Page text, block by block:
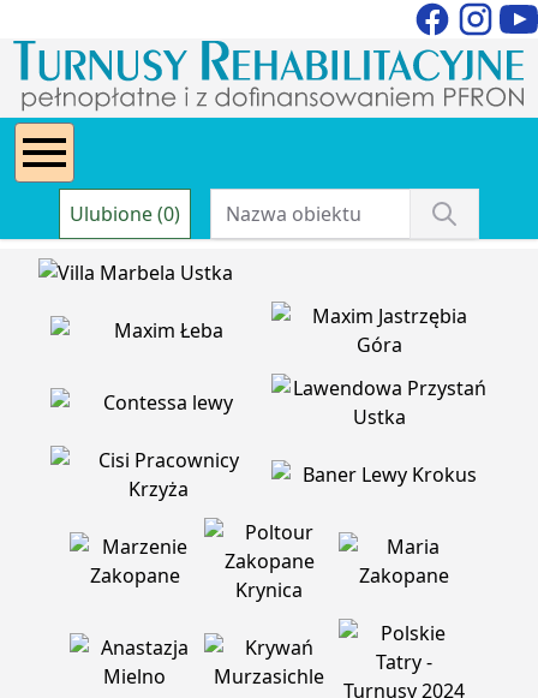
Ulubione (0)